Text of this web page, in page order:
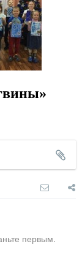
первым.